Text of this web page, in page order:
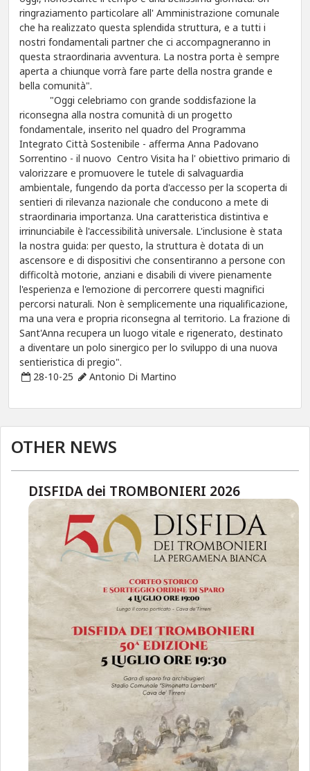
ringraziamento particolare all' Amministrazione comunale
che ha realizzato questa splendida struttura, e a tutti i
nostri fondamentali partner che ci accompagneranno in
questa straordinaria avventura. La nostra porta è sempre
aperta a chiunque vorrà fare parte della nostra grande e
bella comunità".
"Oggi celebriamo con grande soddisfazione la
riconsegna alla nostra comunità di un progetto
fondamentale, inserito nel quadro del Programma
Integrato Città Sostenibile - afferma Anna Padovano
Sorrentino - il nuovo Centro Visita ha l' obiettivo primario di
valorizzare e promuovere le tutele di salvaguardia
ambientale, fungendo da porta d'accesso per la scoperta di
sentieri di rilevanza nazionale che conducono a mete di
straordinaria importanza. Una caratteristica distintiva e
irrinunciabile è l'accessibilità universale. L'inclusione è stata
la nostra guida: per questo, la struttura è dotata di un
ascensore e di dispositivi che consentiranno a persone con
difficoltà motorie, anziani e disabili di vivere pienamente
l'esperienza e l'emozione di percorrere questi magnifici
percorsi naturali. Non è semplicemente una riqualificazione,
ma una vera e propria riconsegna al territorio. La frazione di
Sant'Anna recupera un luogo vitale e rigenerato, destinato
a diventare un polo sinergico per lo sviluppo di una nuova
sentieristica di pregio".
28-10-25
Antonio Di Martino
OTHER NEWS
DISFIDA dei TROMBONIERI 2026